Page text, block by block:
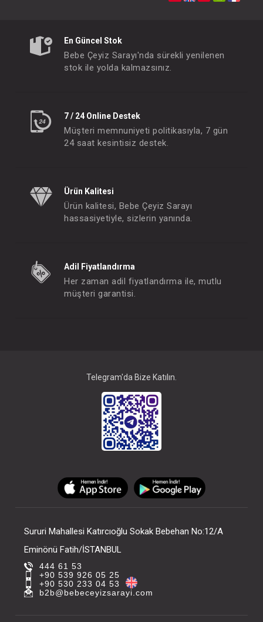
En Güncel Stok
Bebe Çeyiz Sarayı'nda sürekli yenilenen
stok ile yolda kalmazsınız.
7 / 24 Online Destek
Müşteri memnuniyeti politikasıyla, 7 gün
24 saat kesintisiz destek.
Ürün Kalitesi
Ürün kalitesi, Bebe Çeyiz Sarayı
hassasiyetiyle, sizlerin yanında.
Adil Fiyatlandırma
Her zaman adil fiyatlandırma ile, mutlu
müşteri garantisi.
Telegram'da Bize Katılın.
Sururi Mahallesi Katırcıoğlu Sokak Bebehan No:12/A
Eminönü Fatih/İSTANBUL
444 61 53
+90 539 926 05 25
+90 530 233 04 53
b2b@bebeceyizsarayi.com